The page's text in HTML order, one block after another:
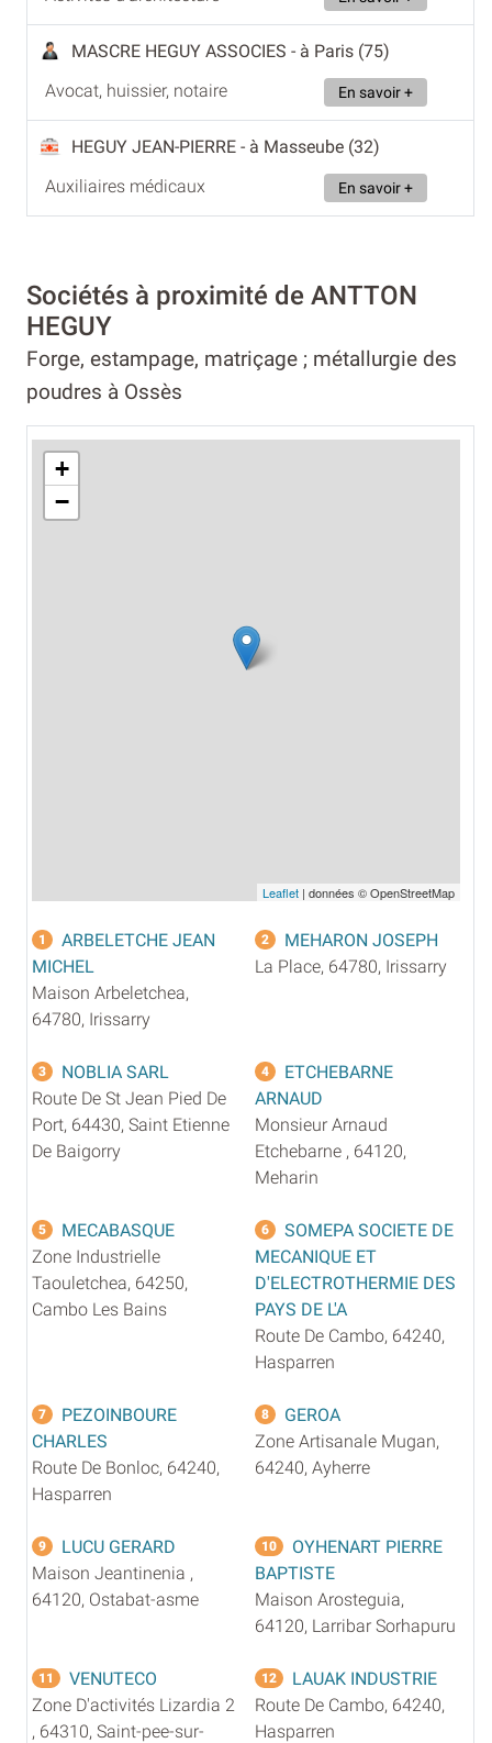
MASCRE HEGUY ASSOCIES - à Paris (75)
Avocat, huissier, notaire
En savoir +
HEGUY JEAN-PIERRE - à Masseube (32)
Auxiliaires médicaux
En savoir +
Sociétés à proximité de ANTTON
HEGUY
Forge, estampage, matriçage ; métallurgie des
poudres à Ossès
+
−
Leaflet | données © OpenStreetMap
1
ARBELETCHE JEAN
MICHEL
Maison Arbeletchea,
64780, Irissarry
2
MEHARON JOSEPH
La Place, 64780, Irissarry
3
NOBLIA SARL
Route De St Jean Pied De
Port, 64430, Saint Etienne
De Baigorry
4
ETCHEBARNE
ARNAUD
Monsieur Arnaud
Etchebarne , 64120,
Meharin
5
MECABASQUE
Zone Industrielle
Taouletchea, 64250,
Cambo Les Bains
6
SOMEPA SOCIETE DE
MECANIQUE ET
D'ELECTROTHERMIE DES
PAYS DE L'A
Route De Cambo, 64240,
Hasparren
7
PEZOINBOURE
CHARLES
Route De Bonloc, 64240,
Hasparren
8
GEROA
Zone Artisanale Mugan,
64240, Ayherre
9
LUCU GERARD
Maison Jeantinenia ,
64120, Ostabat-asme
10
OYHENART PIERRE
BAPTISTE
Maison Arosteguia,
64120, Larribar Sorhapuru
11
VENUTECO
Zone D'activités Lizardia 2
, 64310, Saint-pee-sur-
12
LAUAK INDUSTRIE
Route De Cambo, 64240,
Hasparren